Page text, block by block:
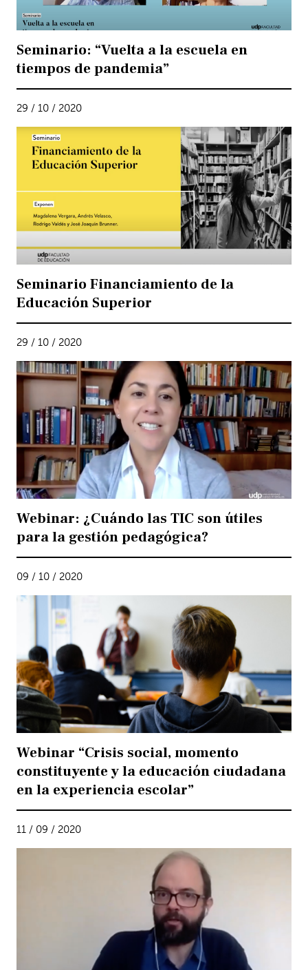
Seminario: “Vuelta a la escuela en
tiempos de pandemia”
29 / 10 / 2020
Seminario Financiamiento de la
Educación Superior
29 / 10 / 2020
Webinar: ¿Cuándo las TIC son útiles
para la gestión pedagógica?
09 / 10 / 2020
Webinar “Crisis social, momento
constituyente y la educación ciudadana
en la experiencia escolar”
11 / 09 / 2020